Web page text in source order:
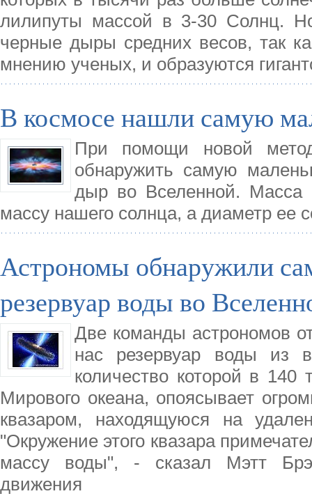
лилипуты массой в 3-30 Солнц.
черные дыры средних весов, так
мнению ученых, и образуются
В космосе нашли самую
При помощи новой
обнаружить самую
дыр во Вселенной. Масса
массу нашего солнца, а диаметр ее
Астрономы обнаружили
резервуар воды во
Две команды астрономов
нас резервуар воды из
количество которой в
Мирового океана, опоясывает
квазаром, находящуюся на
"Окружение этого квазара
массу воды", - сказал Мэтт
движения